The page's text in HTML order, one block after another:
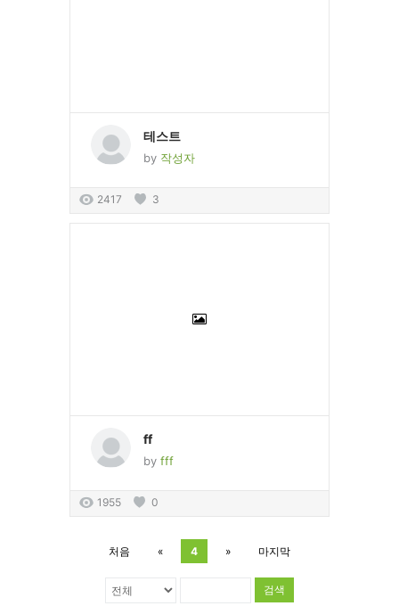
테스트
by 작성자
2417 3
ff
by fff
1955 0
처음 « 4 » 마지막
검색